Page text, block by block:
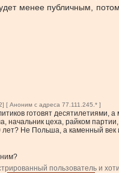
менее публичным,
[ Аноним с адреса 77.111.245.* ]
готовят десятилетиями,
начальник цеха, райком
Не Польша, а каменный век
пользователь и